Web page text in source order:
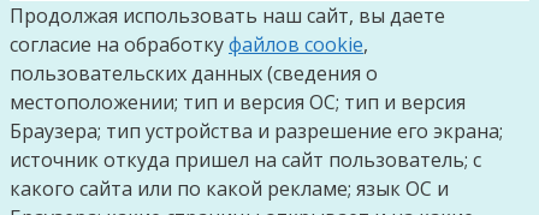
Продолжая использовать наш сайт, вы даете
согласие на обработкуфайлов cookie,
пользовательских данных (сведения о
местоположении; тип и версия ОС; тип и версия
Браузера; тип устройства и разрешение его экрана;
источник откуда пришел на сайт пользователь; с
какого сайта или по какой рекламе; язык ОС и